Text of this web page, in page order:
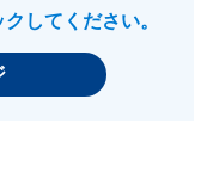
してください。